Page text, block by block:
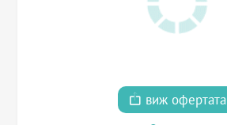
виж офертата